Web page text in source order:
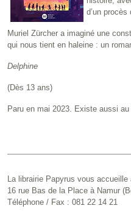
d’un
Muriel Zürcher a imaginé une
qui nous tient en haleine : un
Delphine
(Dès 13 ans)
Paru en mai 2023. Existe aussi au
La librairie Papyrus vous accueille
16 rue Bas de la Place à Namur
Téléphone / Fax : 081 22 14 21